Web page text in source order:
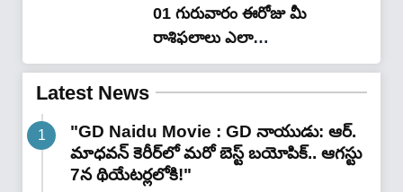
01 గురువారం ఈరోజు మీ
రాశిఫలాలు ఎలా
ఉన్నాయంటే…?"
Latest News
"GD Naidu Movie : GD నాయుడు: ఆర్.
మాధవన్‌ కెరీర్‌లో మరో బెస్ట్ బయోపిక్.. ఆగస్టు
7న థియేటర్లలోకి!"